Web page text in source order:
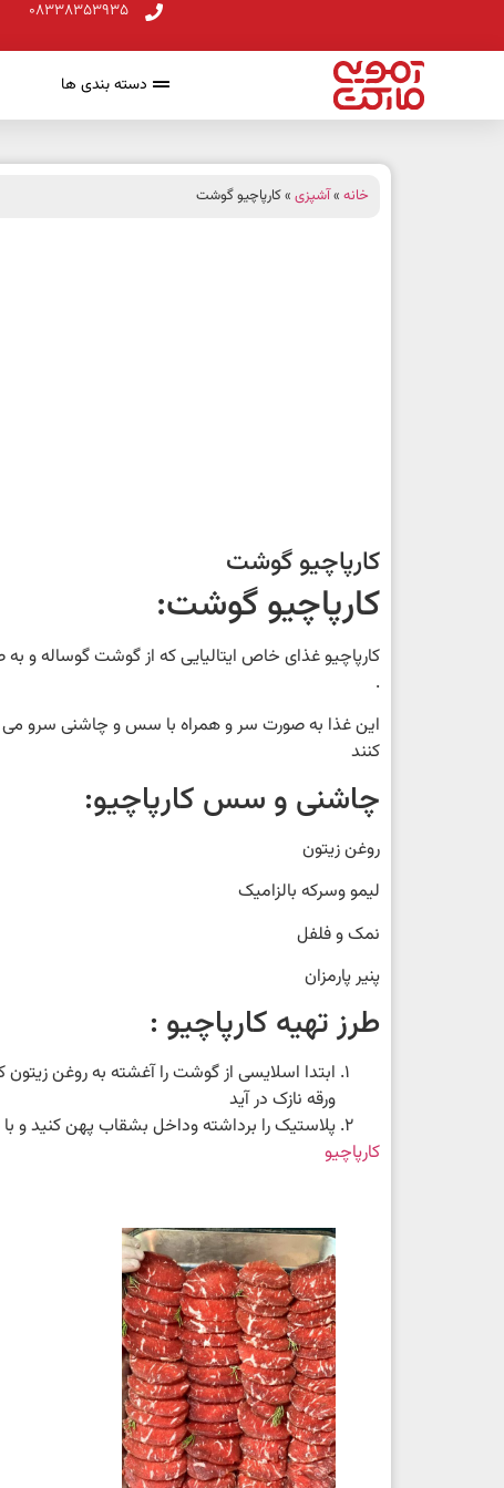
08338353935
دسته بندی ها
خانه »آشپزی » کارپاچیو گوشت
کارپاچیو گوشت
کارپاچیو گوشت:
کارپاچیو غذای خاص ایتالیایی که از گوشت گوساله
.
این غذا به صورت سر و همراه با سس و چاشنی سرو
کنند
چاشنی و سس کارپاچیو:
روغن زیتون
لیمو وسرکه بالزامیک
نمک و فلفل
پنیر پارمزان
طرز تهیه کارپاچیو :
ابتدا اسلایسی از گوشت را آغشته به روغن
ورقه نازک در آید
پلاستیک را برداشته وداخل بشقاب پهن کنید و
کارپاچیو